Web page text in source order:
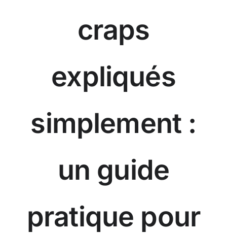
craps
expliqués
simplement :
un guide
pratique pour